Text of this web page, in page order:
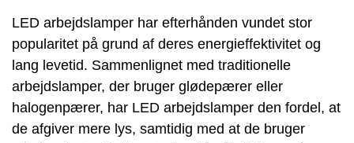
LED arbejdslamper har efterhånden vundet stor
popularitet på grund af deres energieffektivitet og
lang levetid. Sammenlignet med traditionelle
arbejdslamper, der bruger glødepærer eller
halogenpærer, har LED arbejdslamper den fordel, at
de afgiver mere lys, samtidig med at de bruger